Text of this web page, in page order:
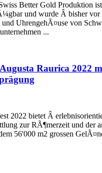
Better Gold Produktion
und wurde Â bisher
UhrengehÃ¤use von
...
Raurica 2022
2022 bietet Â
zur RÃ¶merzeit und der
56'000 m2 grossen